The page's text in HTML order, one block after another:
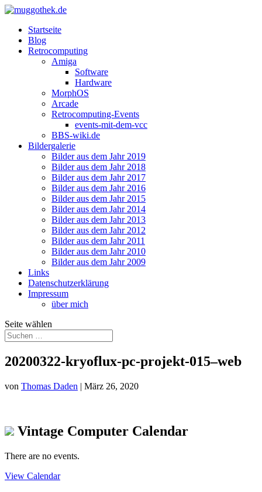
Startseite
Blog
Retrocomputing
Amiga
Software
Hardware
MorphOS
Arcade
Retrocomputing-Events
events-mit-dem-vcc
BBS-wiki.de
Bildergalerie
Bilder aus dem Jahr 2019
Bilder aus dem Jahr 2018
Bilder aus dem Jahr 2017
Bilder aus dem Jahr 2016
Bilder aus dem Jahr 2015
Bilder aus dem Jahr 2014
Bilder aus dem Jahr 2013
Bilder aus dem Jahr 2012
Bilder aus dem Jahr 2011
Bilder aus dem Jahr 2010
Bilder aus dem Jahr 2009
Links
Datenschutzerklärung
Impressum
über mich
Seite wählen
20200322-kryoflux-pc-projekt-015–web
von Thomas Daden | März 26, 2020
Vintage Computer Calendar
There are no events.
View Calendar